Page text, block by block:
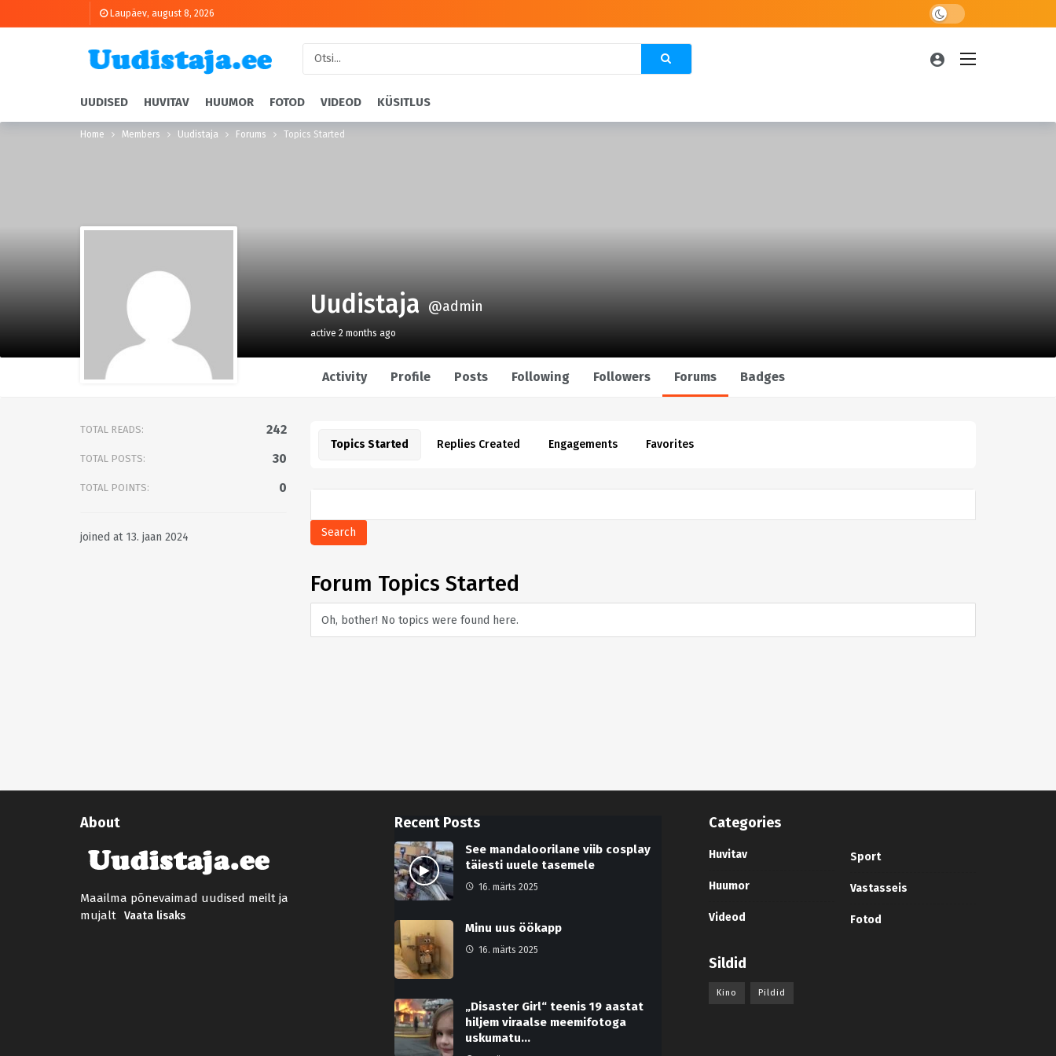
Laupäev, august 8, 2026 Dark mode
UUDISED HUVITAV HUUMOR FOTOD VIDEOD KÜSITLUS
Home Members Uudistaja Forums Topics Started
Uudistaja @admin
active 2 months ago
Activity Profile Posts Following Followers Forums Badges
TOTAL READS: 242
TOTAL POSTS: 30
TOTAL POINTS: 0
joined at 13. jaan 2024
Topics Started Replies Created Engagements Favorites
Forum Topics Started
Oh, bother! No topics were found here.
About
Maailma põnevaimad uudised meilt ja
mujalt
Vaata lisaks
Recent Posts
See mandaloorilane viib cosplay
täiesti uuele tasemele
16. märts 2025
Minu uus öökapp
16. märts 2025
„Disaster Girl“ teenis 19 aastat
hiljem viraalse meemifotoga
uskumatu…
Categories
Huvitav
Huumor
Videod
Sport
Vastasseis
Fotod
Sildid
Kino Pildid